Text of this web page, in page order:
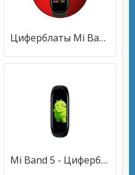
Циферблаты Mi Band 5
Mi Band 5 - Циферблаты для Mi Band 5